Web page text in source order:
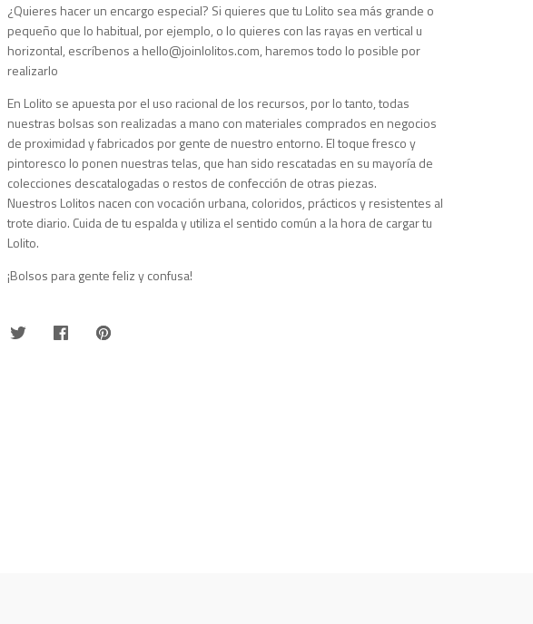
¿Quieres hacer un encargo especial? Si quieres que tu Lolito sea más grande o
pequeño que lo habitual, por ejemplo, o lo quieres con las rayas en vertical u
horizontal, escríbenos ahello@joinlolitos.com, haremos todo lo posible por
realizarlo
En Lolito se apuesta por el uso racional de los recursos, por lo tanto, todas
nuestras bolsas son realizadas a mano con materiales comprados en negocios
de proximidad y fabricados por gente de nuestro entorno. El toque fresco y
pintoresco lo ponen nuestras telas, que han sido rescatadas en su mayoría de
colecciones descatalogadas o restos de confección de otras piezas.
Nuestros Lolitos nacen con vocación urbana, coloridos, prácticos y resistentes al
trote diario. Cuida de tu espalda y utiliza el sentido común a la hora de cargar tu
Lolito.
¡Bolsos para gente feliz y confusa!